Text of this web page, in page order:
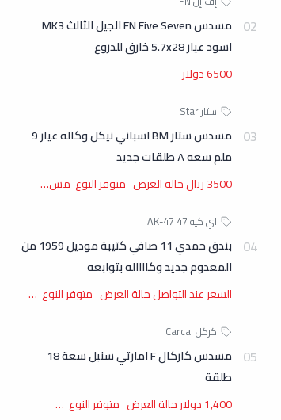
مسدس FN Five Seven الجيل الثالث MK3
اسود عيار 5.7x28 خارق للدروع
6500 دولار
مسدس ستار BM اسباني نيكل وكاله عيار 9
ملم سعه ٨ طلقات جديد
3500 ريال حالة العرض متوفر النوع مس…
بندق حمدي 11 صافي كتيبة موديل 1959 من
المعدوم جديد وكااااله بتوابعه
السعر عند التواصل حالة العرض متوفر النوع …
مسدس كاركال F امارتي سنبل سعة 18
طلقة
1,400 دولار حالة العرض متوفر النوع …